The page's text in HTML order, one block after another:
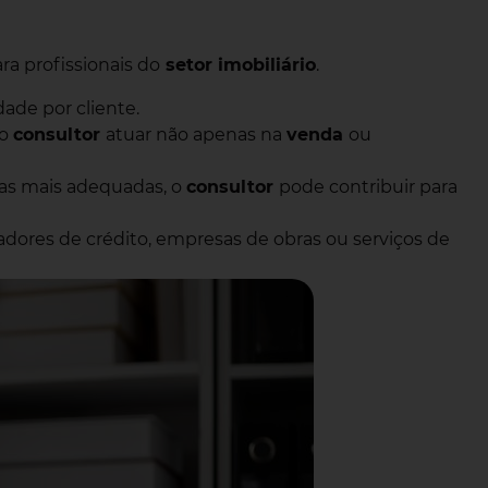
profissionais do setor imobiliário.
por cliente.
consultor atuar não apenas na venda ou
mais adequadas, o consultor pode contribuir para
de crédito, empresas de obras ou serviços de